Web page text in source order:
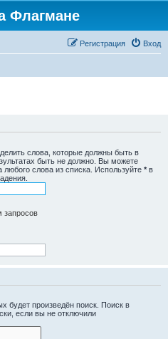
Флагмане
Вход
Регистрация
слова, которые должны быть в
быть не должно. Вы можете
любого слова из списка. Используйте * в
запросов
будет произведён поиск. Поиск в
если вы не отключили